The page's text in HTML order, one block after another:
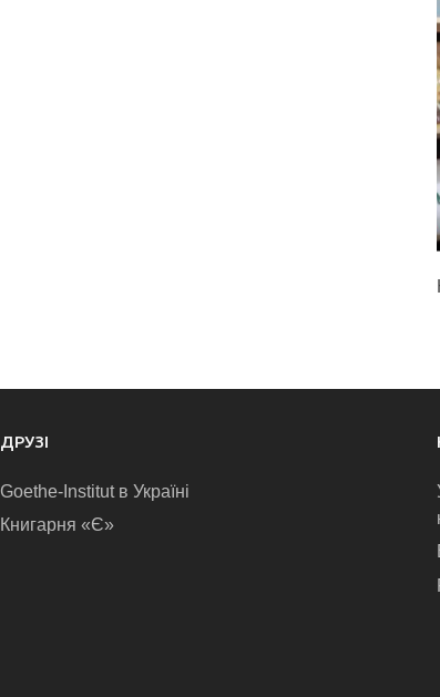
ДРУЗІ
Goethe-Institut в Україні
Книгарня «Є»